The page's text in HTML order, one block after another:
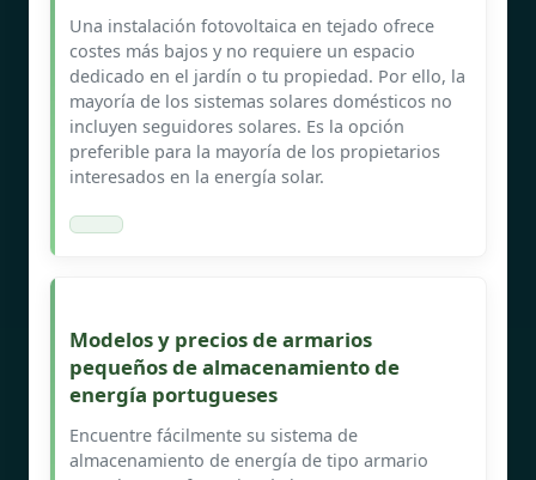
Una instalación fotovoltaica en tejado ofrece
costes más bajos y no requiere un espacio
dedicado en el jardín o tu propiedad. Por ello, la
mayoría de los sistemas solares domésticos no
incluyen seguidores solares. Es la opción
preferible para la mayoría de los propietarios
interesados en la energía solar.
Modelos y precios de armarios
pequeños de almacenamiento de
energía portugueses
Encuentre fácilmente su sistema de
almacenamiento de energía de tipo armario